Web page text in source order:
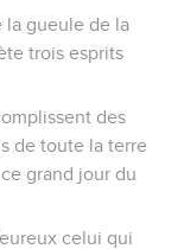
la gueule de la
trois esprits
des
de toute la terre
grand jour du
celui qui